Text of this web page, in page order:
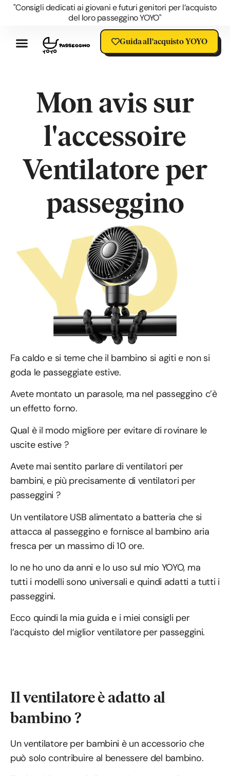
"Consigli dedicati ai giovani e futuri genitori per l’acquisto
del loro passeggino YOYO"
Guida all'acquisto YOYO
Mon avis sur
l'accessoire
Ventilatore per
passeggino
Fa caldo e si teme che il bambino si agiti e non si
goda le passeggiate estive.
Avete montato un parasole, ma nel passeggino c’è
un effetto forno.
Qual è il modo migliore per evitare di rovinare le
uscite estive ?
Avete mai sentito parlare di ventilatori per
bambini, e più precisamente di ventilatori per
passeggini ?
Un ventilatore USB alimentato a batteria che si
attacca al passeggino e fornisce al bambino aria
fresca per un massimo di 10 ore.
Io ne ho uno da anni e lo uso sul mio YOYO, ma
tutti i modelli sono universali e quindi adatti a tutti i
passeggini.
Ecco quindi la mia guida e i miei consigli per
l’acquisto del miglior ventilatore per passeggini.
Il ventilatore è adatto al
bambino ?
Un ventilatore per bambini è un accessorio che
può solo contribuire al benessere del bambino.